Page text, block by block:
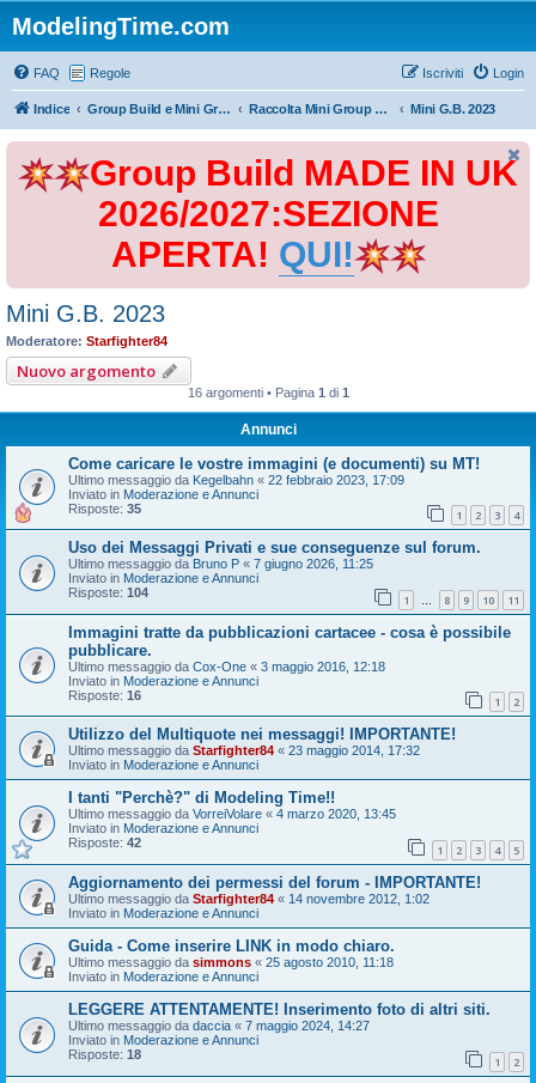
ModelingTime.com
FAQ Regole Login
Iscriviti
Indice Group Build e Mini Group Build Raccolta Mini Group Build Mini G.B. 2023
Group Build MADE IN UK
2026/2027:SEZIONE
APERTA! QUI!
Mini G.B. 2023
Moderatore: Starfighter84
Nuovo argomento
16 argomenti • Pagina 1 di 1
Annunci
Come caricare le vostre immagini (e documenti) su MT!
Ultimo messaggio da Kegelbahn « 22 febbraio 2023, 17:09
Inviato in Moderazione e Annunci
Risposte: 35 1 2 3 4
Uso dei Messaggi Privati e sue conseguenze sul forum.
Ultimo messaggio da Bruno P « 7 giugno 2026, 11:25
Inviato in Moderazione e Annunci
Risposte: 104 1 … 8 9 10 11
Immagini tratte da pubblicazioni cartacee - cosa è possibile
pubblicare.
Ultimo messaggio da Cox-One « 3 maggio 2016, 12:18
Inviato in Moderazione e Annunci
Risposte: 16 1 2
Utilizzo del Multiquote nei messaggi! IMPORTANTE!
Ultimo messaggio da Starfighter84 « 23 maggio 2014, 17:32
Inviato in Moderazione e Annunci
I tanti "Perchè?" di Modeling Time!!
Ultimo messaggio da VorreiVolare « 4 marzo 2020, 13:45
Inviato in Moderazione e Annunci
Risposte: 42 1 2 3 4 5
Aggiornamento dei permessi del forum - IMPORTANTE!
Ultimo messaggio da Starfighter84 « 14 novembre 2012, 1:02
Inviato in Moderazione e Annunci
Guida - Come inserire LINK in modo chiaro.
Ultimo messaggio da simmons « 25 agosto 2010, 11:18
Inviato in Moderazione e Annunci
LEGGERE ATTENTAMENTE! Inserimento foto di altri siti.
Ultimo messaggio da daccia « 7 maggio 2024, 14:27
Inviato in Moderazione e Annunci
Risposte: 18 1 2